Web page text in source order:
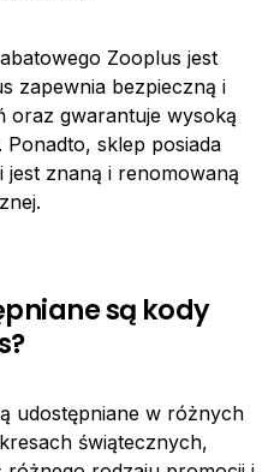
Zooplus jest
zapewnia bezpieczną i
oraz gwarantuje wysoką
sklep posiada
znaną i renomowaną
są kody
udostępniane w różnych
świątecznych,